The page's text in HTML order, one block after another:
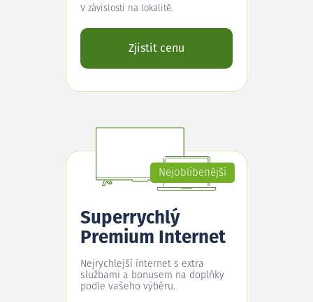
V závislosti na lokalitě.
Zjistit cenu
Nejoblíbenější
Superrychlý
Premium Internet
Nejrychlejší internet s extra
službami a bonusem na doplňky
podle vašeho výběru.